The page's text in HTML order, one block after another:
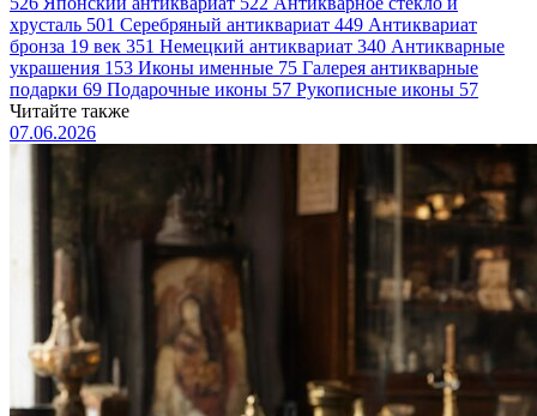
хрусталь 501 Серебряный антиквариат 449 Антиквариат
бронза 19 век 351 Немецкий антиквариат 340 Антикварные
украшения 153 Иконы именные 75 Галерея антикварные
подарки 69 Подарочные иконы 57 Рукописные иконы 57
Читайте также
07.06.2026